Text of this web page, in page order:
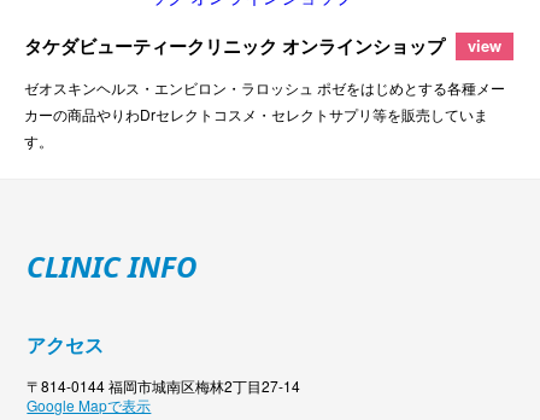
タケダビューティークリニック オンラインショップ view
ゼオスキンヘルス・エンビロン・ラロッシュ ポゼをはじめとする各種メー
カーの商品やりわDrセレクトコスメ・セレクトサプリ等を販売していま
す。
CLINIC INFO
アクセス
〒814-0144 福岡市城南区梅林2丁目27-14
Google Mapで表示